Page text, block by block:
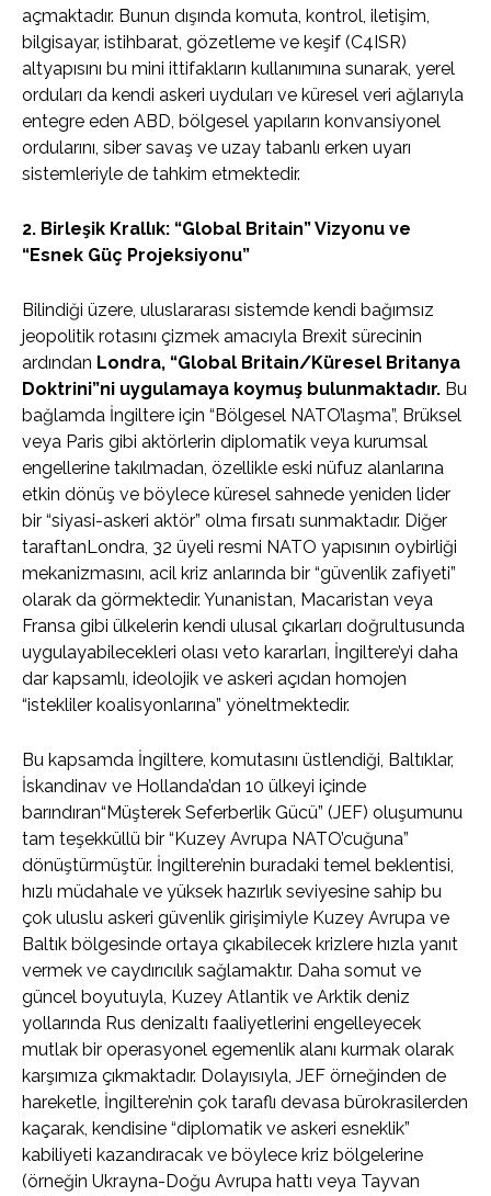
açmaktadır. Bunun dışında komuta, kontrol, iletişim,
bilgisayar, istihbarat, gözetleme ve keşif (C4ISR)
altyapısını bu mini ittifakların kullanımına sunarak, yerel
orduları da kendi askeri uyduları ve küresel veri ağlarıyla
entegre eden ABD, bölgesel yapıların konvansiyonel
ordularını, siber savaş ve uzay tabanlı erken uyarı
sistemleriyle de tahkim etmektedir.
2. Birleşik Krallık: “Global Britain” Vizyonu ve
“Esnek Güç Projeksiyonu”
Bilindiği üzere, uluslararası sistemde kendi bağımsız
jeopolitik rotasını çizmek amacıyla Brexit sürecinin
ardından Londra, “Global Britain/Küresel Britanya
Doktrini”ni uygulamaya koymuş bulunmaktadır. Bu
bağlamda İngiltere için “Bölgesel NATO’laşma”, Brüksel
veya Paris gibi aktörlerin diplomatik veya kurumsal
engellerine takılmadan, özellikle eski nüfuz alanlarına
etkin dönüş ve böylece küresel sahnede yeniden lider
bir “siyasi-askeri aktör” olma fırsatı sunmaktadır. Diğer
taraftanLondra, 32 üyeli resmi NATO yapısının oybirliği
mekanizmasını, acil kriz anlarında bir “güvenlik zafiyeti”
olarak da görmektedir. Yunanistan, Macaristan veya
Fransa gibi ülkelerin kendi ulusal çıkarları doğrultusunda
uygulayabilecekleri olası veto kararları, İngiltere’yi daha
dar kapsamlı, ideolojik ve askeri açıdan homojen
“istekliler koalisyonlarına” yöneltmektedir.
Bu kapsamda İngiltere, komutasını üstlendiği, Baltıklar,
İskandinav ve Hollanda’dan 10 ülkeyi içinde
barındıran“Müşterek Seferberlik Gücü” (JEF) oluşumunu
tam teşekküllü bir “Kuzey Avrupa NATO’cuğuna”
dönüştürmüştür. İngiltere’nin buradaki temel beklentisi,
hızlı müdahale ve yüksek hazırlık seviyesine sahip bu
çok uluslu askeri güvenlik girişimiyle Kuzey Avrupa ve
Baltık bölgesinde ortaya çıkabilecek krizlere hızla yanıt
vermek ve caydırıcılık sağlamaktır. Daha somut ve
güncel boyutuyla, Kuzey Atlantik ve Arktik deniz
yollarında Rus denizaltı faaliyetlerini engelleyecek
mutlak bir operasyonel egemenlik alanı kurmak olarak
karşımıza çıkmaktadır. Dolayısıyla, JEF örneğinden de
hareketle, İngiltere’nin çok taraflı devasa bürokrasilerden
kaçarak, kendisine “diplomatik ve askeri esneklik”
kabiliyeti kazandıracak ve böylece kriz bölgelerine
(örneğin Ukrayna-Doğu Avrupa hattı veya Tayvan